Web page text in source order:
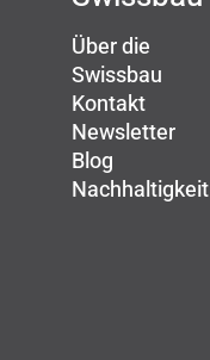
Über die
Swissbau
Kontakt
Newsletter
Blog
Nachhaltigkeit